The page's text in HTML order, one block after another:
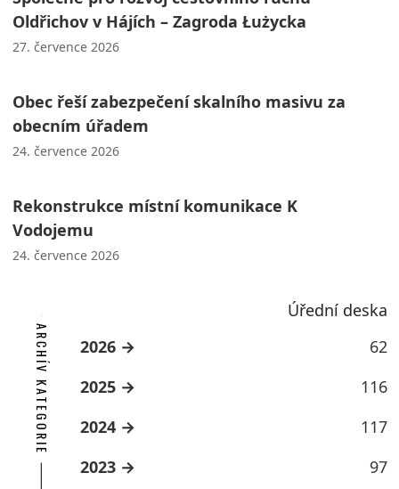
Oldřichov v Hájích – Zagroda Łużycka
27. července 2026
Obec řeší zabezpečení skalního masivu za
obecním úřadem
24. července 2026
Rekonstrukce místní komunikace K
Vodojemu
24. července 2026
Úřední deska
ARCHÍV KATEGORIE 2026
62
2025
116
2024
117
2023
97